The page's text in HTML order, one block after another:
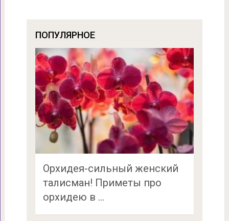
ПОПУЛЯРНОЕ
Орхидея-сильный женский
талисман! Приметы про
орхидею в …